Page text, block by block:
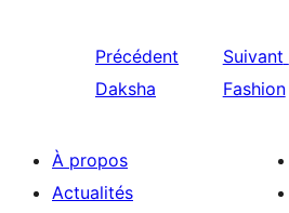
Précédent
Daksha
Suivant
Fashion
À propos
Actualités